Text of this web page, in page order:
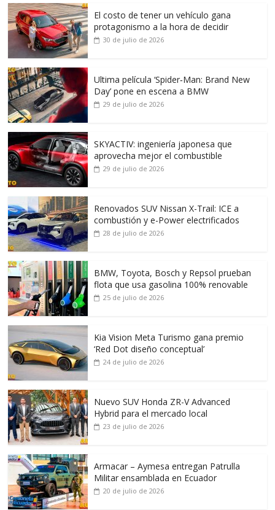
El costo de tener un vehículo gana
protagonismo a la hora de decidir
30 de julio de 2026
Ultima película ‘Spider‑Man: Brand New
Day’ pone en escena a BMW
29 de julio de 2026
SKYACTIV: ingeniería japonesa que
aprovecha mejor el combustible
29 de julio de 2026
Renovados SUV Nissan X-Trail: ICE a
combustión y e-Power electrificados
28 de julio de 2026
BMW, Toyota, Bosch y Repsol prueban
flota que usa gasolina 100% renovable
25 de julio de 2026
Kia Vision Meta Turismo gana premio
‘Red Dot diseño conceptual’
24 de julio de 2026
Nuevo SUV Honda ZR-V Advanced
Hybrid para el mercado local
23 de julio de 2026
Armacar – Aymesa entregan Patrulla
Militar ensamblada en Ecuador
20 de julio de 2026